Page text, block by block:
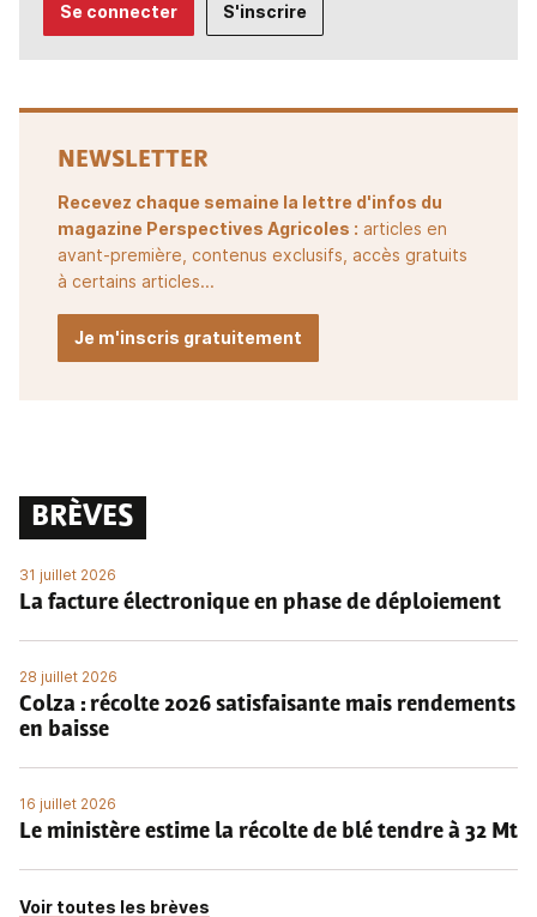
Se connecter S'inscrire
NEWSLETTER
Recevez chaque semaine la lettre d'infos du
magazine Perspectives Agricoles : articles en
avant-première, contenus exclusifs, accès gratuits
à certains articles...
Je m'inscris gratuitement
BRÈVES
31 juillet 2026
La facture électronique en phase de déploiement
28 juillet 2026
Colza : récolte 2026 satisfaisante mais rendements
en baisse
16 juillet 2026
Le ministère estime la récolte de blé tendre à 32 Mt
Voir toutes les brèves